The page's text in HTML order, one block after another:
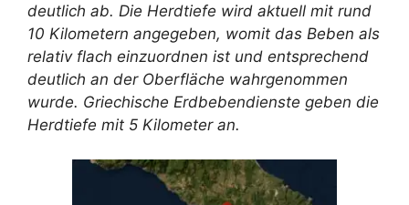
deutlich ab. Die Herdtiefe wird aktuell mit rund
10 Kilometern angegeben, womit das Beben als
relativ flach einzuordnen ist und entsprechend
deutlich an der Oberfläche wahrgenommen
wurde. Griechische Erdbebendienste geben die
Herdtiefe mit 5 Kilometer an.